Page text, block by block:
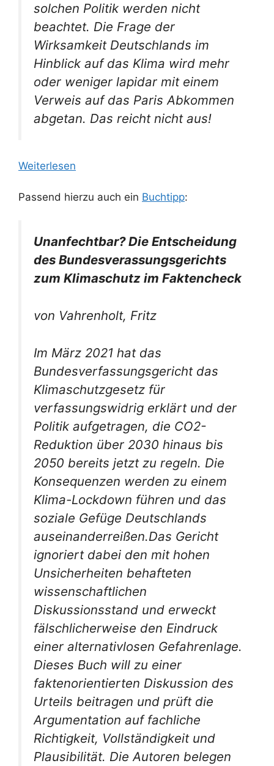
solchen Politik werden nicht
beachtet. Die Frage der
Wirksamkeit Deutschlands im
Hinblick auf das Klima wird mehr
oder weniger lapidar mit einem
Verweis auf das Paris Abkommen
abgetan. Das reicht nicht aus!
Weiterlesen
Passend hierzu auch ein Buchtipp:
Unanfechtbar? Die Entscheidung
des Bundesverassungsgerichts
zum Klimaschutz im Faktencheck
von Vahrenholt, Fritz
Im März 2021 hat das
Bundesverfassungsgericht das
Klimaschutzgesetz für
verfassungswidrig erklärt und der
Politik aufgetragen, die CO2-
Reduktion über 2030 hinaus bis
2050 bereits jetzt zu regeln. Die
Konsequenzen werden zu einem
Klima-Lockdown führen und das
soziale Gefüge Deutschlands
auseinanderreißen.Das Gericht
ignoriert dabei den mit hohen
Unsicherheiten behafteten
wissenschaftlichen
Diskussionsstand und erweckt
fälschlicherweise den Eindruck
einer alternativlosen Gefahrenlage.
Dieses Buch will zu einer
faktenorientierten Diskussion des
Urteils beitragen und prüft die
Argumentation auf fachliche
Richtigkeit, Vollständigkeit und
Plausibilität. Die Autoren belegen